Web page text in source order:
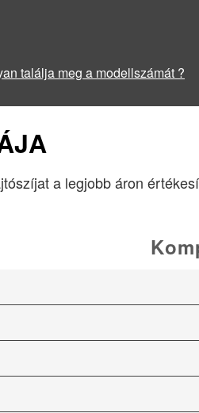
találja meg a modellszámát ?
a legjobb áron